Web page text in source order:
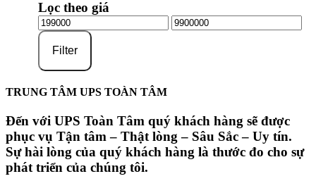
Lọc theo giá
Filter
TRUNG TÂM UPS TOÀN TÂM
Đến với UPS Toàn Tâm quý khách hàng sẽ được
phục vụ Tận tâm – Thật lòng – Sâu Sắc – Uy tín.
Sự hài lòng của quý khách hàng là thước đo cho sự
phát triển của chúng tôi.